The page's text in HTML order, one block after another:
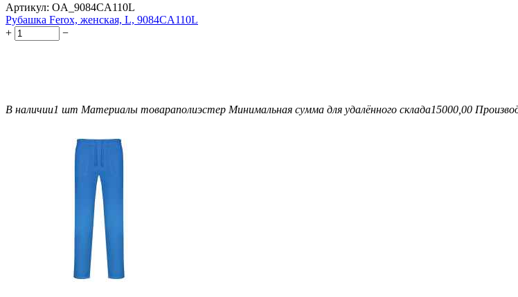
Артикул: OA_9084CA110L
Рубашка Ferox, женская, L, 9084CA110L
+
−
В наличии1 шт Материалы товараполиэстер Минимальная сумма для удалённого склада15000,00